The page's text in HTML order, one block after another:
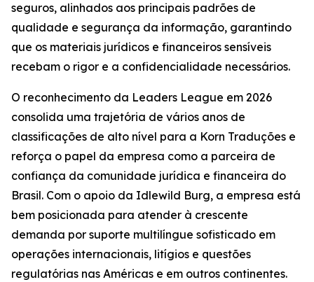
seguros, alinhados aos principais padrões de
qualidade e segurança da informação, garantindo
que os materiais jurídicos e financeiros sensíveis
recebam o rigor e a confidencialidade necessários.
O reconhecimento da Leaders League em 2026
consolida uma trajetória de vários anos de
classificações de alto nível para a Korn Traduções e
reforça o papel da empresa como a parceira de
confiança da comunidade jurídica e financeira do
Brasil. Com o apoio da Idlewild Burg, a empresa está
bem posicionada para atender à crescente
demanda por suporte multilíngue sofisticado em
operações internacionais, litígios e questões
regulatórias nas Américas e em outros continentes.